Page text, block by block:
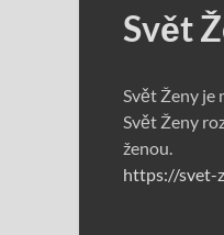
Svět
Svět Ženy je
Svět Ženy
ženou.
https://svet-